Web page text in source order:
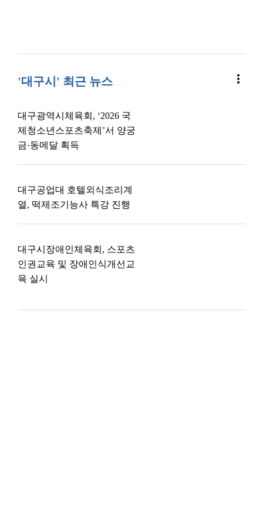
'대구시' 최근 뉴스 more_vert
대구광역시체육회, ‘2026 국
제청소년스포츠축제’서 양궁
금·동메달 획득
대구공업대 호텔외식조리계
열, 떡제조기능사 특강 진행
대구시장애인체육회, 스포츠
인권교육 및 장애인식개선교
육 실시